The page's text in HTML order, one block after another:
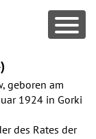
geboren am
1924 in Gorki
des Rates der